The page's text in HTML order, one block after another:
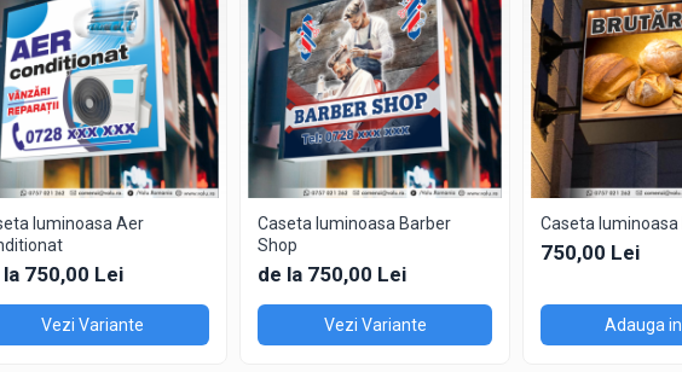
luminoasa Aer
la 750,00 Lei
Vezi Variante
Caseta luminoasa Barber
Shop
de la 750,00 Lei
Vezi Variante
Caseta luminoasa
750,00 Lei
Adauga